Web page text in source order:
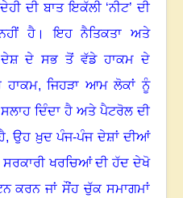
ਦੀ ਬਾਤ ਇਕੱਲੀ ‘ਨੀਟ’ਦੀ
ਹੈ।ਇਹ ਨੈਤਿਕਤਾ ਅਤੇ
ਦੇਸ਼ ਦੇ ਸਭ ਤੋਂ ਵੱਡੇ ਹਾਕਮ ਦੇ
ਹਾਕਮ,ਜਿਹੜਾ ਆਮ ਲੋਕਾਂ ਨੂੰ
ਸਲਾਹ ਦਿੰਦਾ ਹੈ ਅਤੇ ਪੈਟਰੋਲ ਦੀ
, ਉਹ ਖ਼ੁਦ ਪੰਜ-ਪੰਜ ਦੇਸ਼ਾਂ ਦੀਆਂ
ਸਰਕਾਰੀ ਖਰਚਿਆਂ ਦੀ ਹੱਦ ਦੇਖੋ
ਕਰਨ ਜਾਂ ਸੌਂਹ ਚੁੱਕ ਸਮਾਗਮਾਂ